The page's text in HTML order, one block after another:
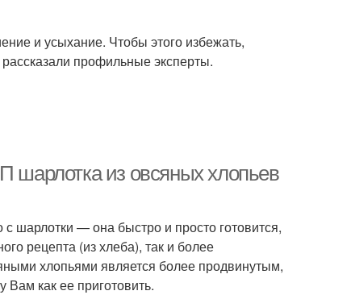
и усыхание. Чтобы этого избежать,
профильные эксперты.
шарлотка из овсяных хлопьев
шарлотки — она быстро и просто готовится,
рецепта (из хлеба), так и более
хлопьями является более продвинутым,
как ее приготовить.